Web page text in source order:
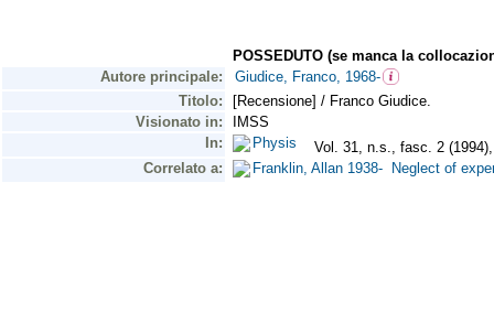
POSSEDUTO (se manca la
Autore principale:
Giudice, Franco, 1968-
Titolo:
[Recensione] / Franco Giudice.
Visionato in:
IMSS
In:
Physis
Vol. 31, n.s., fasc. 2
Correlato a:
Franklin, Allan 1938- Neglect of